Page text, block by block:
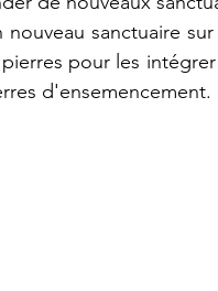
sanctuaire
pour les
d'ensemencement.